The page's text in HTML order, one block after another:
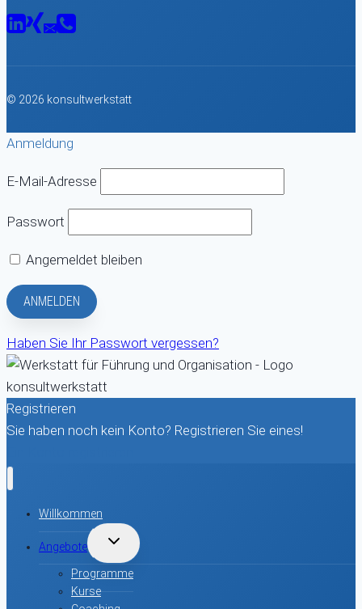
© 2026 konsultwerkstatt
Anmeldung
E-Mail-Adresse
Passwort
Angemeldet bleiben
Haben Sie Ihr Passwort vergessen?
Registrieren
Sie haben noch kein Konto? Registrieren Sie eines!
Willkommen
Angebote
UNTERMENÜ
UMSCHALTEN
Programme
Kurse